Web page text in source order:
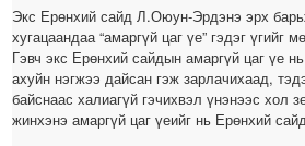
Экс Ерөнхий сайд Л.Оюун-Эрдэнэ эрх
хугацаандаа “амаргүй цаг үе” гэдэг үгийг
Гэвч экс Ерөнхий сайдын амаргүй цаг үе
ахуйн нэгжээ дайсан гэж зарлачихаад,
байснаас халиагүй гэчихвэл үнэнээс хол
жинхэнэ амаргүй цаг үеийг нь Ерөнхий